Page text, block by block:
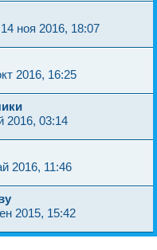
14 ноя 2016, 18:07
2016, 16:25
2016, 03:14
2016, 11:46
2015, 15:42